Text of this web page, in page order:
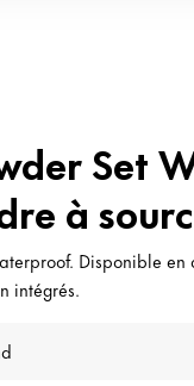
Set
à
Disponible en
intégrés.